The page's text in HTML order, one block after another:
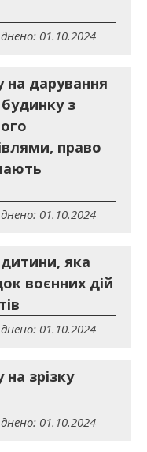
01.10.2024
на дарування
з
право
01.10.2024
яка
воєнних дій
01.10.2024
зрізку
01.10.2024